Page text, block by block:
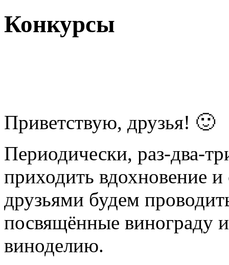
Конкурсы
Приветствую, друзья! 🙂
Периодически, раз-два-
приходить вдохновение
друзьями будем
посвящённые винограду
виноделию.